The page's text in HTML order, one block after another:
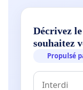
Décrivez
souhaitez
Propulsé